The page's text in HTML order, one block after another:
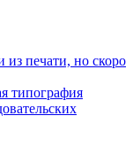
печати, но скоро
типография